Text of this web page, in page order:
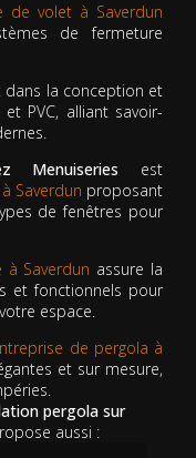
de volet à Saverdun
de fermeture
dans la conception et
PVC, alliant savoir-
Menuiseries est
Saverdun proposant
de fenêtres pour
Saverdun assure la
et fonctionnels pour
espace.
de pergola à
et sur mesure,
pergola sur
aussi :